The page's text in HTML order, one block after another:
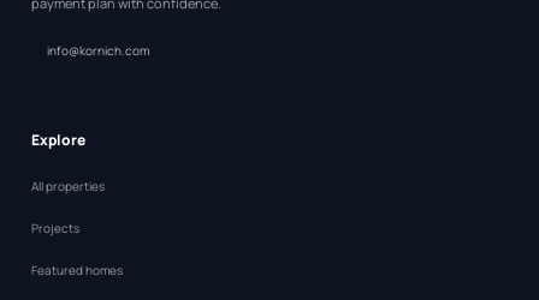
info@kornich.com
Explore
All properties
Projects
Featured homes